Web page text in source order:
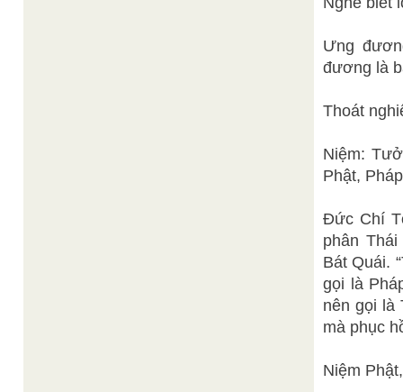
Ưng
đương là
Thoát
Niệm:
Phật,
Đức Chí
phân
Bát Quái.
gọi là
nên gọi là
mà phục
Niệm